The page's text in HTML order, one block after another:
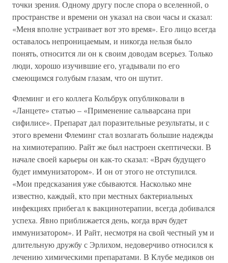
точки зрения. Одному другу после спора о вселенной, о
пространстве и времени он указал на свои часы и сказал:
«Меня вполне устраивает вот это время». Его лицо всегда
оставалось непроницаемым, и никогда нельзя было
понять, относится ли он к своим доводам всерьез. Только
люди, хорошо изучившие его, угадывали по его
смеющимся голубым глазам, что он шутит.
Флеминг и его коллега Кольбрук опубликовали в
«Ланцете» статью – «Применение сальварсана при
сифилисе». Препарат дал поразительные результаты, и с
этого времени Флеминг стал возлагать большие надежды
на химиотерапию. Райт же был настроен скептически. В
начале своей карьеры он как-то сказал: «Врач будущего
будет иммунизатором». И он от этого не отступился.
«Мои предсказания уже сбываются. Насколько мне
известно, каждый, кто при местных бактериальных
инфекциях прибегал к вакцинотерапии, всегда добивался
успеха. Явно приближается день, когда врач будет
иммунизатором». И Райт, несмотря на свой честный ум и
длительную дружбу с Эрлихом, недоверчиво относился к
лечению химическими препаратами. В Клубе медиков он